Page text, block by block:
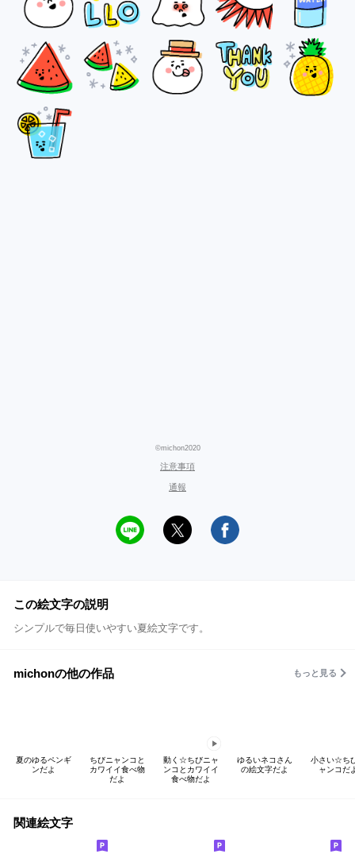
©michon2020
注意事項
通報
この絵文字の説明
シンプルで毎日使いやすい夏絵文字です。
michonの他の作品 もっと見る
夏のゆるペンギ
ンだよ
ちびニャンコと
カワイイ食べ物
だよ
動く☆ちびニャ
ンコとカワイイ
食べ物だよ
ゆるいネコさん
の絵文字だよ
小さい☆ち
ャンコだ
関連絵文字